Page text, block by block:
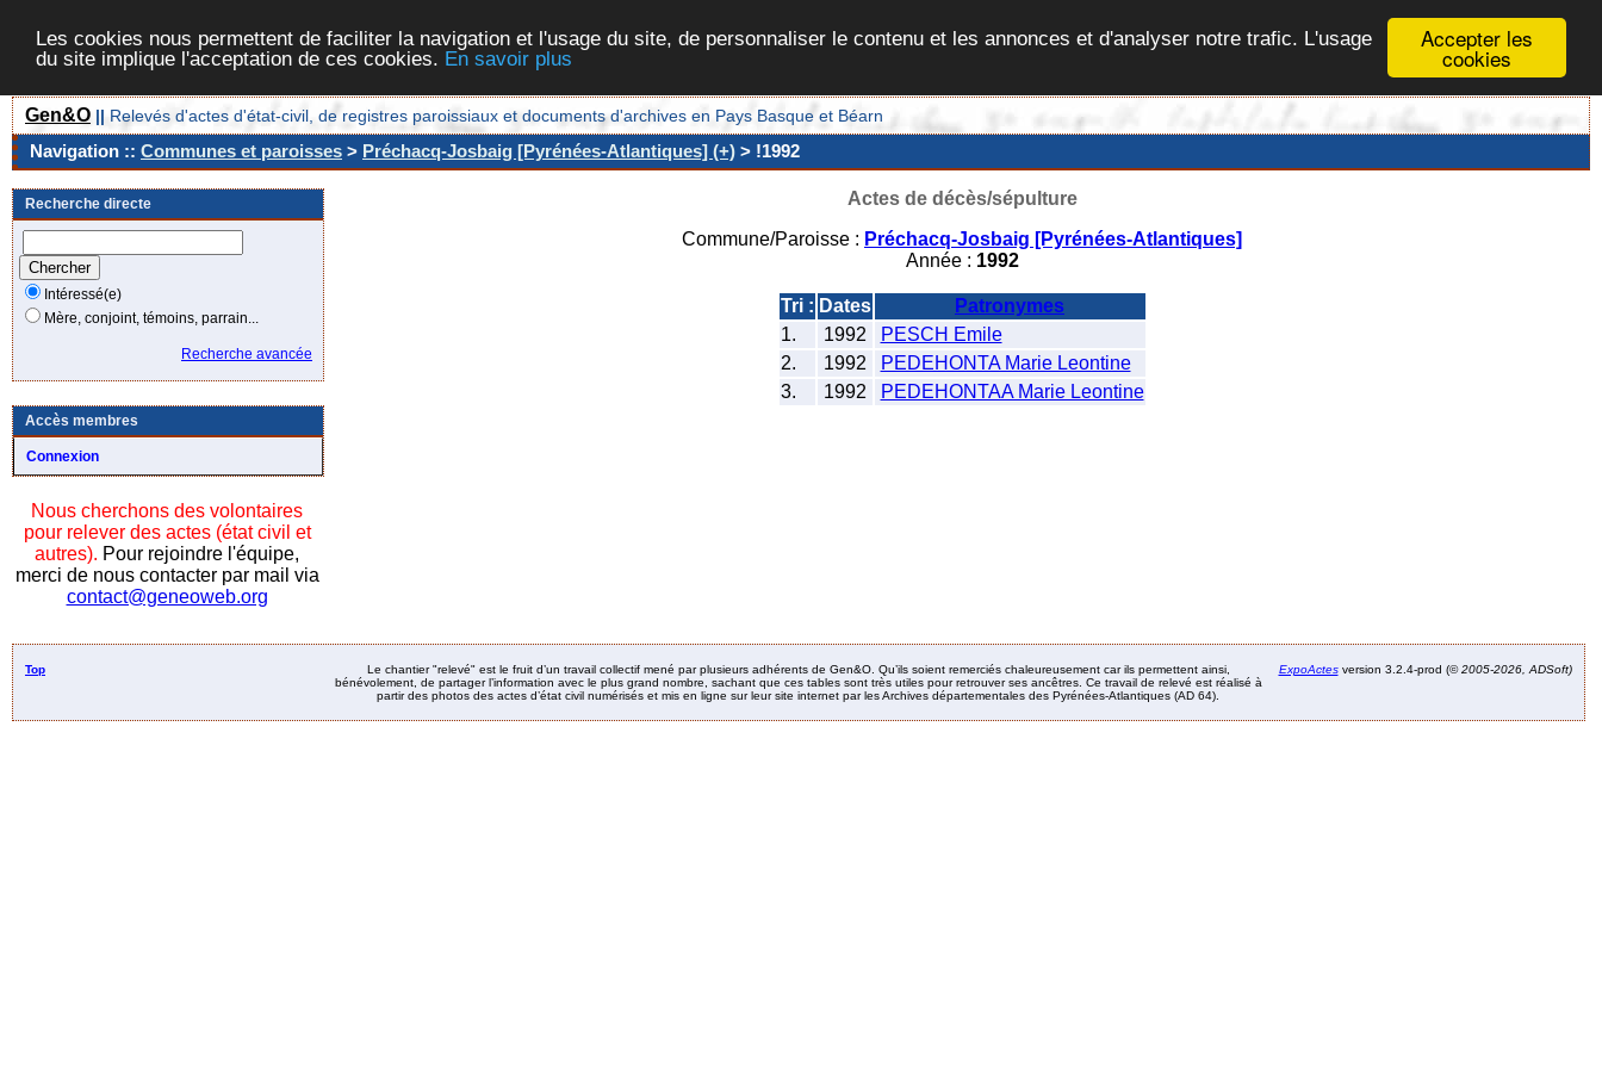
Accepter les
cookies
Les cookies nous permettent de faciliter la navigation et l'usage du site, de personnaliser le contenu et les annonces et d'analyser notre trafic. L'usage
du site implique l'acceptation de ces cookies. En savoir plus
Gen&O || Relevés d'actes d'état-civil, de registres paroissiaux et documents d'archives en Pays Basque et Béarn
Navigation :: Communes et paroisses > Préchacq-Josbaig [Pyrénées-Atlantiques] (+) > !1992
Recherche directe
Intéressé(e)
Mère, conjoint, témoins, parrain...
Recherche avancée
Accès membres
Connexion
Nous cherchons des volontaires
pour relever des actes (état civil et
autres). Pour rejoindre l'équipe,
merci de nous contacter par mail via
contact@geneoweb.org
Actes de décès/sépulture
Commune/Paroisse : Préchacq-Josbaig [Pyrénées-Atlantiques]
Année : 1992
Tri : Dates
Patronymes
1.
1992
PESCH Emile
2.
1992
PEDEHONTA Marie Leontine
3.
1992 PEDEHONTAA Marie Leontine
Top
Le chantier "relevé" est le fruit d’un travail collectif mené par plusieurs adhérents de Gen&O. Qu’ils soient remerciés chaleureusement car ils permettent ainsi,
bénévolement, de partager l’information avec le plus grand nombre, sachant que ces tables sont très utiles pour retrouver ses ancêtres. Ce travail de relevé est réalisé à
partir des photos des actes d’état civil numérisés et mis en ligne sur leur site internet par les Archives départementales des Pyrénées-Atlantiques (AD 64).
ExpoActesversion 3.2.4-prod (©2005-2026, ADSoft)